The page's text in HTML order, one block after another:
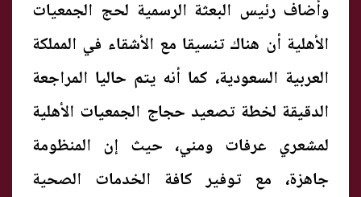
وأضاف رئيس البعثة الرسمية لحج الجمعيات
الأهلية أن هناك تنسيقا مع الأشقاء في المملكة
العربية السعودية، كما أنه يتم حاليا المراجعة
الدقيقة لخطة تصعيد حجاج الجمعيات الأهلية
لمشعري عرفات ومني، حيث إن المنظومة
جاهزة، مع توفير كافة الخدمات الصحية